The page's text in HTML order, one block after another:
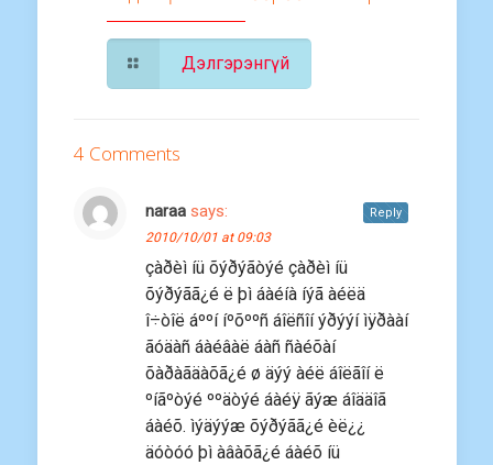
Дэлгэрэнгүй
4 Comments
naraa says:
2010/10/01 at 09:03
çàðèì íü õýðýãòýé çàðèì íü
õýðýãã¿é ë þì áàéíà íýã àéëä
î÷òîë áººí íºõººñ áîëñîí ýðýýí ìÿðààí
ãóäàñ áàéâàë áàñ ñàéõàí
õàðàãäàõã¿é ø äýý àéë áîëãîí ë
ºíãºòýé ººäòýé áàéÿ ãýæ áîääîã
áàéõ. ìýäýýæ õýðýãã¿é èë¿¿
äóòóó þì àâàõã¿é áàéõ íü
Reply